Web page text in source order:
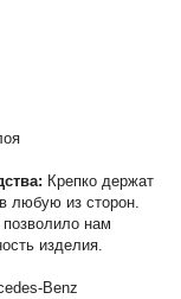
Крепко держат
любую из сторон.
нам
изделия.
Benz